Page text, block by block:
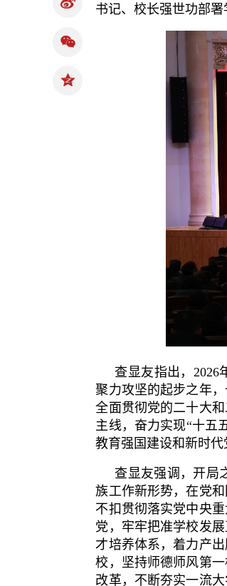
书记、校长强世功部署
查显友指出，2026
聚力攻坚的起步之年
全面贯彻党的二十大
主线，奋力实现“十五
教育强国建设和新时代
查显友强调，开局
族工作新形势，在党
不扣贯彻落实党中央
党，牢牢把准学校发
才培养体系，着力产
校，坚持师德师风第
改革，不断夯实一流